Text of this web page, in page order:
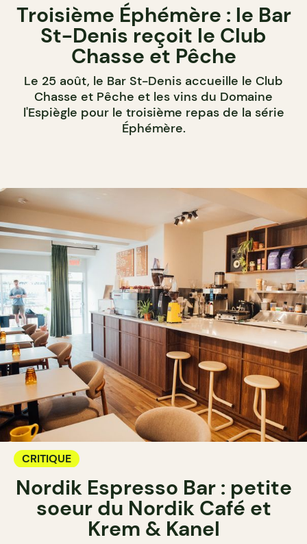
Troisième Éphémère : le Bar
St-Denis reçoit le Club
Chasse et Pêche
Le 25 août, le Bar St-Denis accueille le Club
Chasse et Pêche et les vins du Domaine
l'Espiègle pour le troisième repas de la série
Éphémère.
CRITIQUE
Nordik Espresso Bar : petite
soeur du Nordik Café et
Krem & Kanel